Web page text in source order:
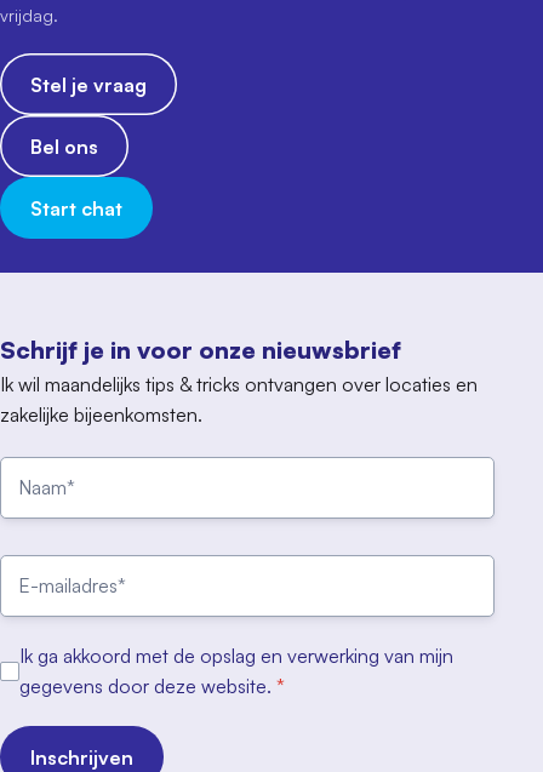
Schrijf je in voor onze nieuwsbrief
Ik wil maandelijks tips & tricks ontvangen over locaties en
zakelijke bijeenkomsten.
Ik ga akkoord met de opslag en verwerking van mijn
gegevens door deze website. *
Inschrijven
vrijdag.
Stel je vraag
Bel ons
Start chat